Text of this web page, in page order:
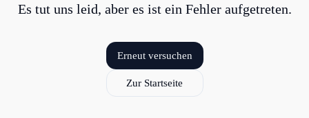
Es tut uns leid, aber es ist ein Fehler aufgetreten.
Erneut versuchen
Zur Startseite